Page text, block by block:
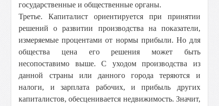
государственные и общественные органы.
Третье. Капиталист ориентируется при принятии
решений о развитии производства на показатели,
измеряемые процентами от нормы прибыли. Но для
общества цена его решения может быть
несопоставимо выше. С уходом производства из
данной страны или данного города теряются и
налоги, и зарплата рабочих, и прибыль других
капиталистов, обесценивается недвижимость. Значит,